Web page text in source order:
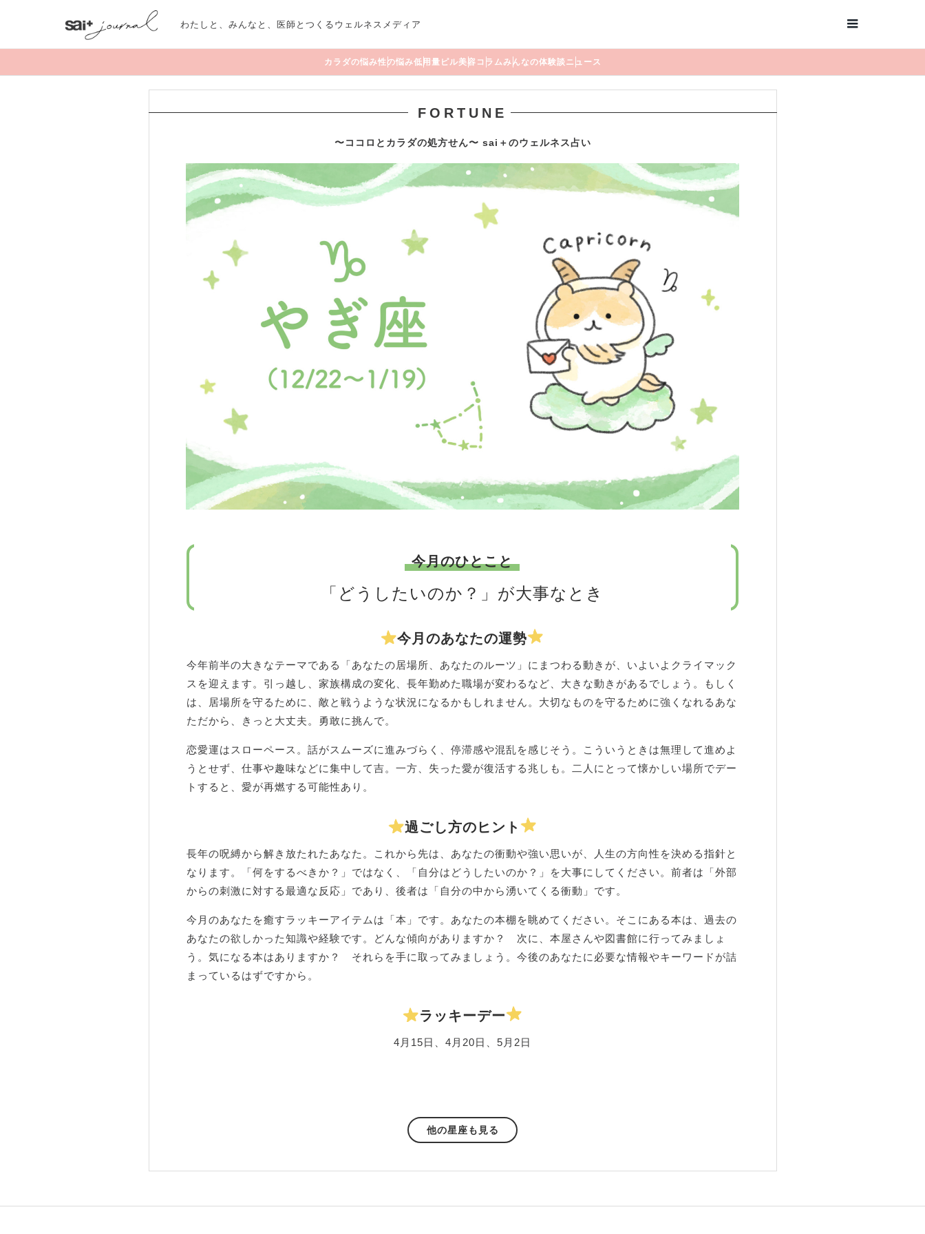
わたしと、みんなと、医師とつくるウェルネスメディア
カラダの悩み性の悩み低用量ピル美容 コラムみんなの体験談ニュース
FORTUNE
〜ココロとカラダの処方せん〜 sai＋のウェルネス占い
今月のひとこと
「どうしたいのか？」が大事なとき
今月のあなたの運勢
今年前半の大きなテーマである「あなたの居場所、あなたのルーツ」にまつわる動きが、いよいよクライマック
スを迎えます。引っ越し、家族構成の変化、長年勤めた職場が変わるなど、大きな動きがあるでしょう。もしく
は、居場所を守るために、敵と戦うような状況になるかもしれません。大切なものを守るために強くなれるあな
ただから、きっと大丈夫。勇敢に挑んで。
恋愛運はスローペース。話がスムーズに進みづらく、停滞感や混乱を感じそう。こういうときは無理して進めよ
うとせず、仕事や趣味などに集中して吉。一方、失った愛が復活する兆しも。二人にとって懐かしい場所でデー
トすると、愛が再燃する可能性あり。
過ごし方のヒント
長年の呪縛から解き放たれたあなた。これから先は、あなたの衝動や強い思いが、人生の方向性を決める指針と
なります。「何をするべきか？」ではなく、「自分はどうしたいのか？」を大事にしてください。前者は「外部
からの刺激に対する最適な反応」であり、後者は「自分の中から湧いてくる衝動」です。
今月のあなたを癒すラッキーアイテムは「本」です。あなたの本棚を眺めてください。そこにある本は、過去の
あなたの欲しかった知識や経験です。どんな傾向がありますか？ 次に、本屋さんや図書館に行ってみましょ
う。気になる本はありますか？ それらを手に取ってみましょう。今後のあなたに必要な情報やキーワードが詰
まっているはずですから。
ラッキーデー
4月15日、4月20日、5月2日
他の星座も見る